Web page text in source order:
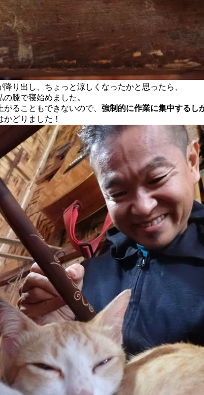
り出し、ちょっと涼しくなったかと思ったら、
膝で寝始めました。
がることもできないので、強制的に作業に集中するし
どりました！